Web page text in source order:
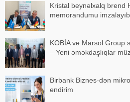
Kristal beynəlxalq brend
memorandumu imzalayıb
KOBİA və Marsol Group
– Yeni əməkdaşlıqlar
Birbank Biznes-dən
endirim